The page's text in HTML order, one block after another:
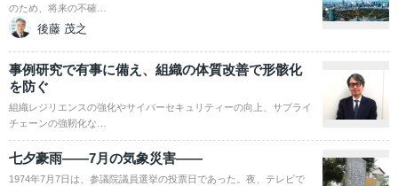
のため、将来の不確…
後藤 茂之
事例研究で有事に備え、組織の体質改善で形骸化
を防ぐ
組織レジリエンスの強化やサイバーセキュリティーの向上、サプライ
チェーンの強靭化な…
七夕豪雨――7月の気象災害――
1974年7月7日は、参議院議員選挙の投票日であった。夜、テレビで